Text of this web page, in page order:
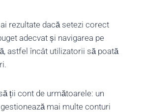
rezultate dacă setezi corect
adecvat și navigarea pe
astfel încât utilizatorii să poată
ții cont de următoarele: un
mai multe conturi